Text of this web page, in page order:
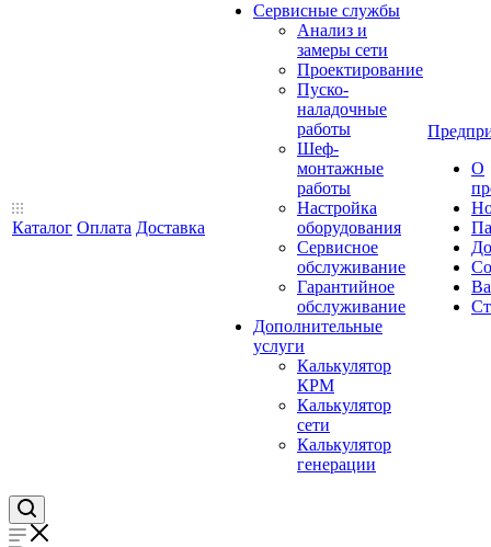
Каталог Оплата Доставка
Сервисные службы
Анализ и
замеры сети
Проектирование
Пуско-
наладочные
работы
Шеф-
монтажные
работы
Настройка
оборудования
Сервисное
обслуживание
Гарантийное
обслуживание
Дополнительные
услуги
Калькулятор
КРМ
Калькулятор
сети
Калькулятор
генерации
О